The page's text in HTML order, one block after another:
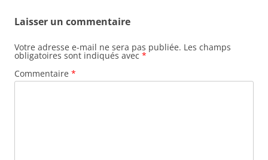
Laisser un commentaire
Votre adresse e-mail ne sera pas publiée. Les champs
obligatoires sont indiqués avec *
Commentaire *